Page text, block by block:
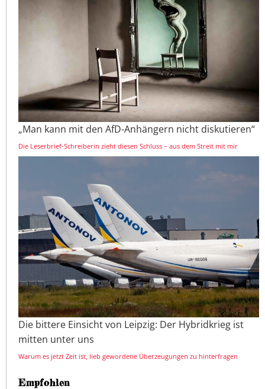
„Man kann mit den AfD-Anhängern nicht diskutieren“
Die Leserbrief-Schreiberin zieht diesen Schluss – aus dem Streit mit mir
Die bittere Einsicht von Leipzig: Der Hybridkrieg ist
mitten unter uns
Warum es jetzt Zeit ist, lieb gewordene Überzeugungen zu hinterfragen
Empfohlen